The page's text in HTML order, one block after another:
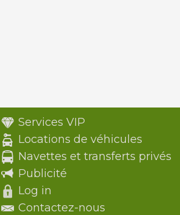
Services VIP
Locations de véhicules
Navettes et transferts privés
Publicité
Log in
Contactez-nous